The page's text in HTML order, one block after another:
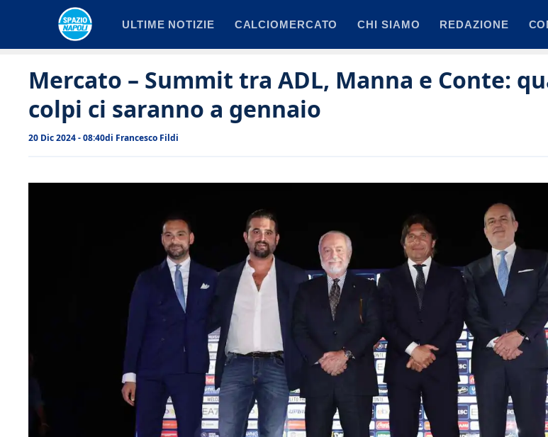
ULTIME NOTIZIE CALCIOMERCATO CHI SIAMO REDAZIONE
Mercato – Summit tra ADL, Manna e Conte:
colpi ci saranno a gennaio
20 Dic 2024 - 08:40di Francesco Fildi